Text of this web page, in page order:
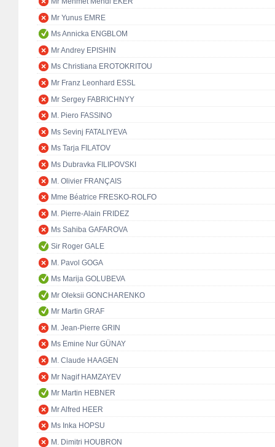
Mr Yunus EMRE
Ms Annicka ENGBLOM
Mr Andrey EPISHIN
Ms Christiana EROTOKRITOU
Mr Franz Leonhard ESSL
Mr Sergey FABRICHNYY
M. Piero FASSINO
Ms Sevinj FATALIYEVA
Ms Tarja FILATOV
Ms Dubravka FILIPOVSKI
M. Olivier FRANÇAIS
Mme Béatrice FRESKO-ROLFO
M. Pierre-Alain FRIDEZ
Ms Sahiba GAFAROVA
Sir Roger GALE
M. Pavol GOGA
Ms Marija GOLUBEVA
Mr Oleksii GONCHARENKO
Mr Martin GRAF
M. Jean-Pierre GRIN
Ms Emine Nur GÜNAY
M. Claude HAAGEN
Mr Nagif HAMZAYEV
Mr Martin HEBNER
Mr Alfred HEER
Ms Inka HOPSU
M. Dimitri HOUBRON